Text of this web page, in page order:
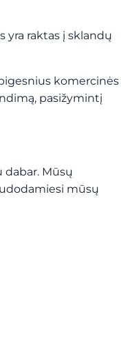
raktas į sklandų
komercinės
pasižymintį
dabar. Mūsų
mūsų